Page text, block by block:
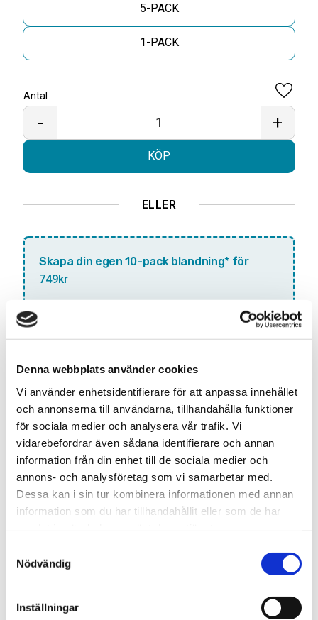
Denna webbplats använder cookies
Vi använder enhetsidentifierare för att anpassa innehållet
och annonserna till användarna, tillhandahålla funktioner
för sociala medier och analysera vår trafik. Vi
vidarebefordrar även sådana identifierare och annan
information från din enhet till de sociala medier och
annons- och analysföretag som vi samarbetar med.
Dessa kan i sin tur kombinera informationen med annan
information som du har tillhandahållit eller som de har
Nödvändig
Inställningar
5-PACK
1-PACK
Antal
+
-
KÖP
Lägg
ELLER
Skapa din egen 10-pack blandning* för
749kr
LÄGG TILL VAPE I
Snabba leveranser med PostNord
Leverans 1-3 arbetsdagar
Typ/Produkt
Engångs Vape
Nikotinhalt
10mg